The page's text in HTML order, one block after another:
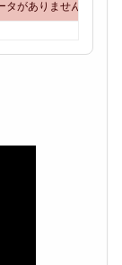
タがありません